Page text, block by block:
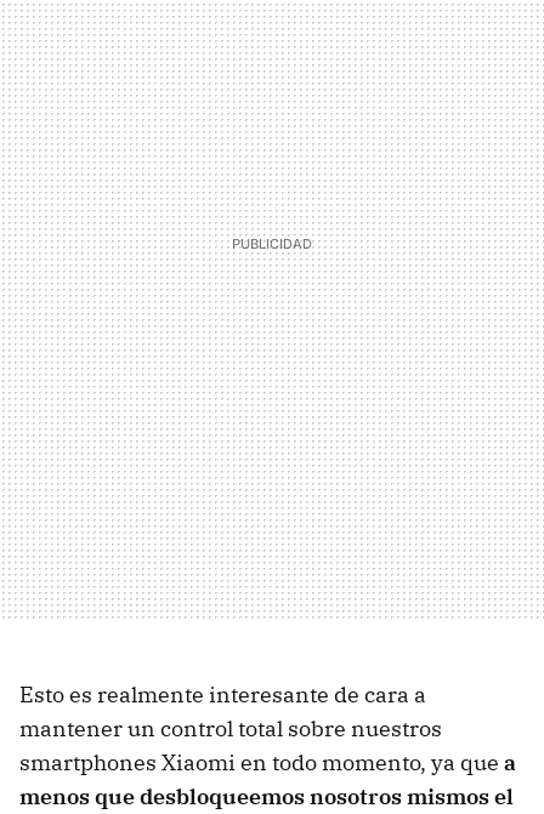
Esto es realmente interesante de cara a
mantener un control total sobre nuestros
smartphones Xiaomi en todo momento, ya que a
menos que desbloqueemos nosotros mismos el